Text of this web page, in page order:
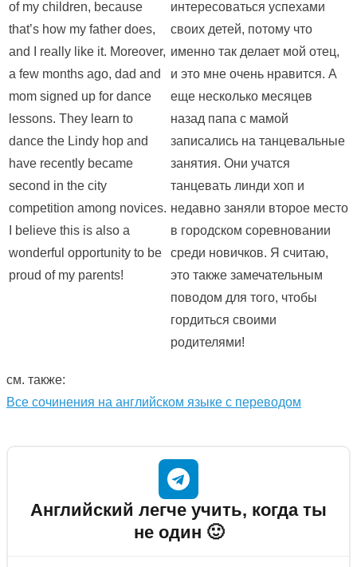
of my children, because
that’s how my father does,
and I really like it. Moreover,
a few months ago, dad and
mom signed up for dance
lessons. They learn to
dance the Lindy hop and
have recently became
second in the city
competition among novices.
I believe this is also a
wonderful opportunity to be
proud of my parents!
интересоваться успехами
своих детей, потому что
именно так делает мой отец,
и это мне очень нравится. А
еще несколько месяцев
назад папа с мамой
записались на танцевальные
занятия. Они учатся
танцевать линди хоп и
недавно заняли второе место
в городском соревновании
среди новичков. Я считаю,
это также замечательным
поводом для того, чтобы
гордиться своими
родителями!
см. также:
Все сочинения на английском языке с переводом
Английский легче учить, когда ты
не один 🙂